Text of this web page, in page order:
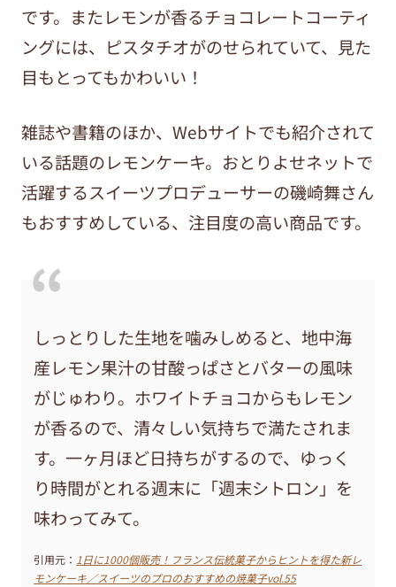
です。またレモンが香るチョコレートコーティ
ングには、ピスタチオがのせられていて、見た
目もとってもかわいい！
雑誌や書籍のほか、Webサイトでも紹介されて
いる話題のレモンケーキ。おとりよせネットで
活躍するスイーツプロデューサーの磯崎舞さん
もおすすめしている、注目度の高い商品です。
しっとりした生地を噛みしめると、地中海
産レモン果汁の甘酸っぱさとバターの風味
がじゅわり。ホワイトチョコからもレモン
が香るので、清々しい気持ちで満たされま
す。一ヶ月ほど日持ちがするので、ゆっく
り時間がとれる週末に「週末シトロン」を
味わってみて。
引用元： 1日に1000個販売！フランス伝統菓子からヒントを得た新レ
モンケーキ／スイーツのプロのおすすめの焼菓子vol.55